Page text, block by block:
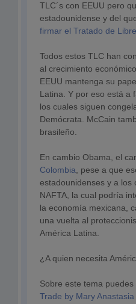
TLC´s con EEUU pero
estadounidense y del
firmar el Tratado de
Todos estos TLC han
al crecimiento
EEUU mantenga su
Latina. Y por eso está a
los cuales siguen
Demócrata. McCain
brasileño.
En cambio Obama, el
Colombia , pese a que
estadounidenses y a los
NAFTA, la cual podría
la economía mexicana,
una vuelta al
América Latina.
¿A quien necesita
Sobre este tema puedes
Trade by Mary Anastasia